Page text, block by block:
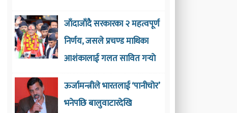
जाँदाजाँदै सरकारका २ महत्वपूर्ण
निर्णय, जसले प्रचण्ड माथिका
आशंकालाई गलत सावित गर्‍याे
ऊर्जामन्त्रीले भारतलाई ‘पानीचोर’
भनेपछि बालुवाटारदेखि